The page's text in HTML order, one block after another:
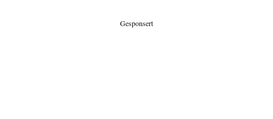
Gesponsert